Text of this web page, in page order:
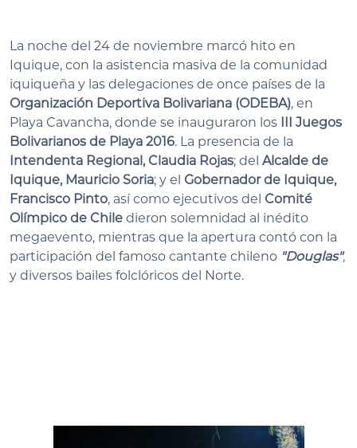
La noche del 24 de noviembre marcó hito en
Iquique, con la asistencia masiva de la comunidad
iquiqueña y las delegaciones de once países de la
Organización Deportiva Bolivariana (ODEBA), en
Playa Cavancha, donde se inauguraron los III Juegos
Bolivarianos de Playa 2016. La presencia de la
Intendenta Regional, Claudia Rojas; del Alcalde de
Iquique, Mauricio Soria; y el Gobernador de Iquique,
Francisco Pinto, así como ejecutivos del Comité
Olímpico de Chile dieron solemnidad al inédito
megaevento, mientras que la apertura contó con la
participación del famoso cantante chileno "Douglas",
y diversos bailes folclóricos del Norte.